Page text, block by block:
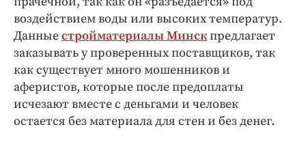
воздействием воды или высоких температур.
Данныестройматериалы Минскпредлагает
заказывать у проверенных поставщиков, так
как существует много мошенников и
аферистов, которые после предоплаты
исчезают вместе с деньгами и человек
остается без материала для стен и без денег.